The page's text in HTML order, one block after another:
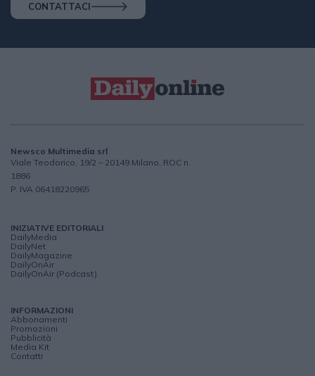
CONTATTACI
Newsco Multimedia srl
Viale Teodorico, 19/2 – 20149 Milano, ROC n.
1886
P. IVA 06418220965
INIZIATIVE EDITORIALI
DailyMedia
DailyNet
DailyMagazine
DailyOnAir
DailyOnAir (Podcast)
INFORMAZIONI
Abbonamenti
Promozioni
Pubblicità
Media Kit
Contatti